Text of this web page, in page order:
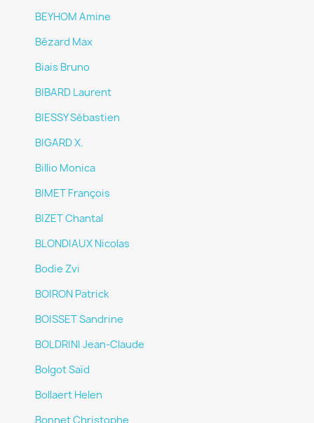
BEYHOM Amine
Bézard Max
Biais Bruno
BIBARD Laurent
BIESSY Sébastien
BIGARD X.
Billio Monica
BIMET François
BIZET Chantal
BLONDIAUX Nicolas
Bodie Zvi
BOIRON Patrick
BOISSET Sandrine
BOLDRINI Jean-Claude
Bolgot Saïd
Bollaert Helen
Bonnet Christophe